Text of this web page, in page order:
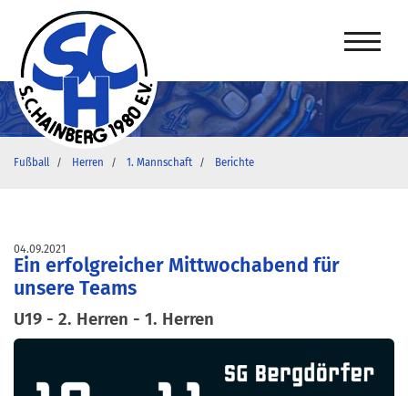
Fußball Herren 1. Mannschaft Berichte
04.09.2021
Ein erfolgreicher Mittwochabend für
unsere Teams
U19 - 2. Herren - 1. Herren